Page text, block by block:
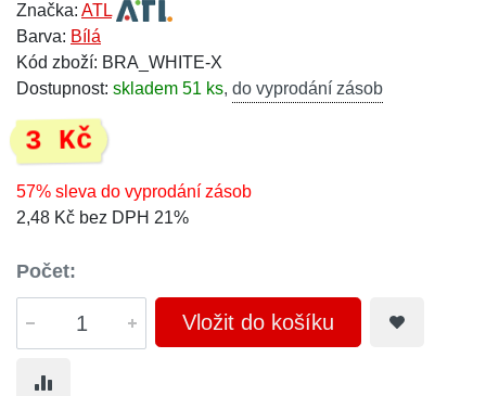
Značka: ATL
Barva: Bílá
Kód zboží: BRA_WHITE-X
Dostupnost: skladem 51 ks, do vyprodání zásob
3 Kč
57% sleva do vyprodání zásob
2,48 Kč bez DPH 21%
Počet:
Vložit do košíku